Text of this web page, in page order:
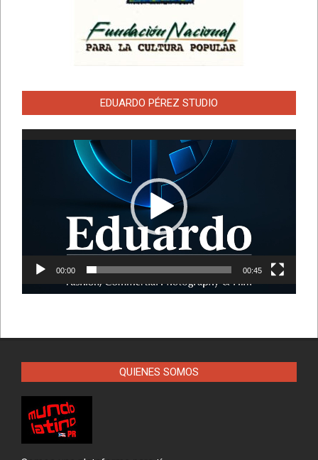
EDUARDO PÉREZ STUDIO
Reproductor
00:00 00:45
QUIENES SOMOS